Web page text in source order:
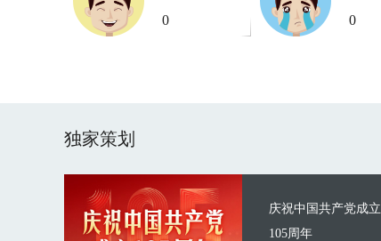
0 0
独家策划
庆祝中国共产党成立
105周年